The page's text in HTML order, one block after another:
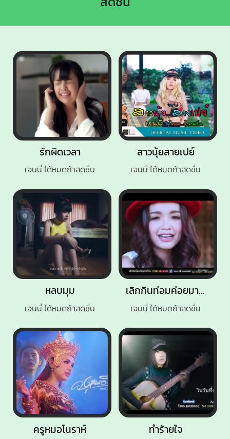
รักผิดเวลา
เจนนี่ ได้หมดถ้าสดชื่น
สาวนุ้ยสายเปย์
เจนนี่ ได้หมดถ้าสดชื่น
หลบมุม
เจนนี่ ได้หมดถ้าสดชื่น
เลิกกินท่อมค่อยมารักกัน
เจนนี่ ได้หมดถ้าสดชื่น
ครูหมอโนราห์ ทำร้ายใจ